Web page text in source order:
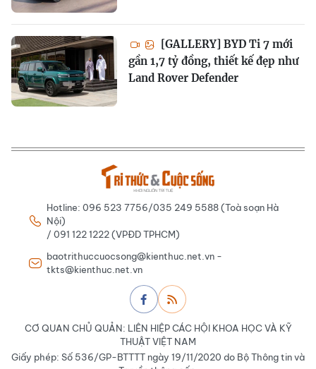
[GALLERY] BYD Ti 7 mới
gần 1,7 tỷ đồng, thiết kế đẹp như
Land Rover Defender
Hotline: 096 523 7756/035 249 5588 (Toà soạn Hà
Nội)
/ 091 122 1222 (VPĐD TPHCM)
baotrithuccuocsong@kienthuc.net.vn -
tkts@kienthuc.net.vn
CƠ QUAN CHỦ QUẢN: LIÊN HIỆP CÁC HỘI KHOA HỌC VÀ KỸ
THUẬT VIỆT NAM
Giấy phép: Số 536/GP-BTTTT ngày 19/11/2020 do Bộ Thông tin và